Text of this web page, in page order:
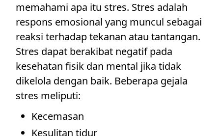
memahami apa itu stres. Stres adalah
respons emosional yang muncul sebagai
reaksi terhadap tekanan atau tantangan.
Stres dapat berakibat negatif pada
kesehatan fisik dan mental jika tidak
dikelola dengan baik. Beberapa gejala
stres meliputi:
Kecemasan
Kesulitan tidur